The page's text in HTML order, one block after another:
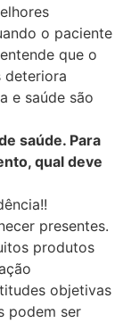
o paciente
que o
deteriora
e saúde são
saúde. Para
qual deve
presentes.
produtos
objetivas
podem ser